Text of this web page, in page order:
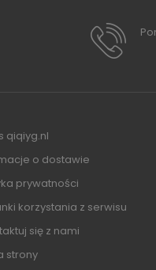
qiqiyg.nl
o dostawie
prywatności
korzystania z serwisu
się z nami
strony